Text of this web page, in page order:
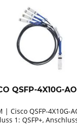
QSFP-4X10G-
| Cisco QSFP-4X10G-
1: QSFP+,